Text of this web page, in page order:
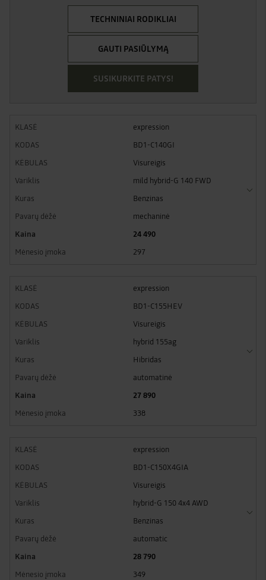
TECHNINIAI RODIKLIAI
GAUTI PASIŪLYMĄ
SUSIKURKITE PATYS!
expression
BD1-C140GI
Visureigis
mild hybrid-G 140 FWD
Benzinas
mechaninė
24 490
297
expression
BD1-C155HEV
Visureigis
hybrid 155ag
Hibridas
automatinė
27 890
338
expression
BD1-C150X4GIA
Visureigis
hybrid-G 150 4x4 AWD
Benzinas
automatic
28 790
349